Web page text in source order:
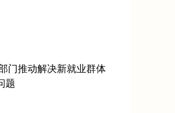
门推动解决新就业群体
题